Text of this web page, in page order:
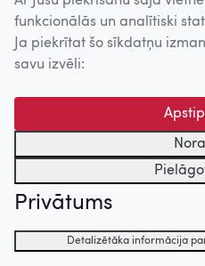
funkcionālās un analītiski
Ja piekrītat šo sīkdatņu
savu izvēli:
Privātums
Detalizētāka informācija